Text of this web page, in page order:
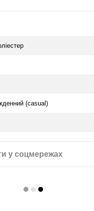
(casual)
у соцмережах